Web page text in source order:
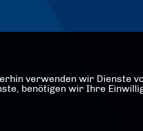
verwenden wir Dienste
benötigen wir Ihre